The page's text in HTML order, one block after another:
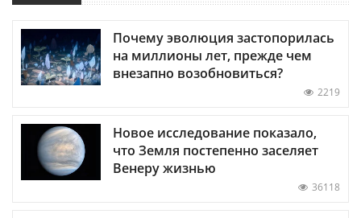
Почему эволюция застопорилась
на миллионы лет, прежде чем
внезапно возобновиться?
2219
Новое исследование показало,
что Земля постепенно заселяет
Венеру жизнью
36118